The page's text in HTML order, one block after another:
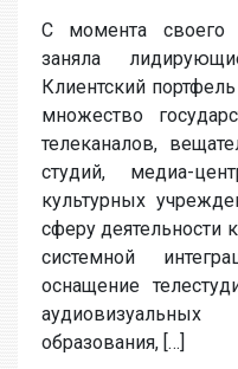
С момента своего
заняла
Клиентский
множество
телеканалов,
студий, медиа-
культурных
сферу деятельности
системной
оснащение
образования, […]